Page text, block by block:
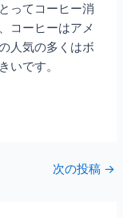
ってコーヒー消
コーヒーはアメ
人気の多くはボ
いです。
次の投稿 →